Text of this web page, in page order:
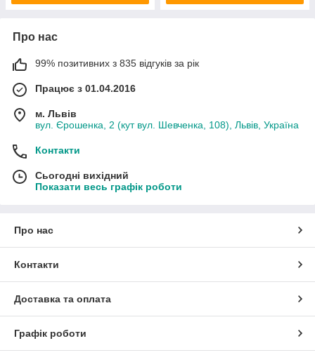
Про нас
99% позитивних з 835 відгуків за рік
Працює з 01.04.2016
м. Львів
вул. Єрошенка, 2 (кут вул. Шевченка, 108), Львів, Україна
Контакти
Сьогодні вихідний
Показати весь графік роботи
Про нас
Контакти
Доставка та оплата
Графік роботи